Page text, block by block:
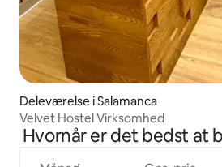
Deleværelse i Salamanca
Velvet Hostel Virksomhed
Hvornår er det bedst at